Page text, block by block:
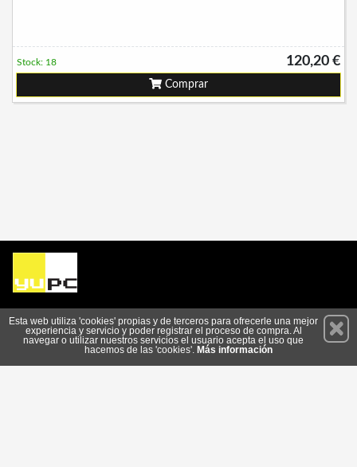
120,20 €
Stock: 18
Comprar
Suscríbete
Esta web utiliza 'cookies' propias y de terceros para ofrecerle una mejor
experiencia y servicio y poder registrar el proceso de compra. Al
navegar o utilizar nuestros servicios el usuario acepta el uso que
hacemos de las 'cookies'. Más información